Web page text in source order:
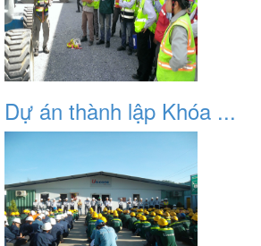
Dự án thành lập Khóa ...